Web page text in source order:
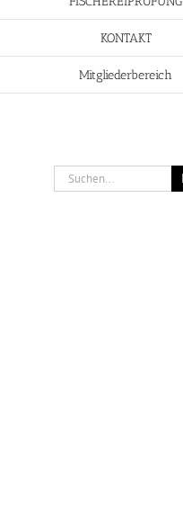
KONTAKT
Mitgliederbereich
Suche
nach: